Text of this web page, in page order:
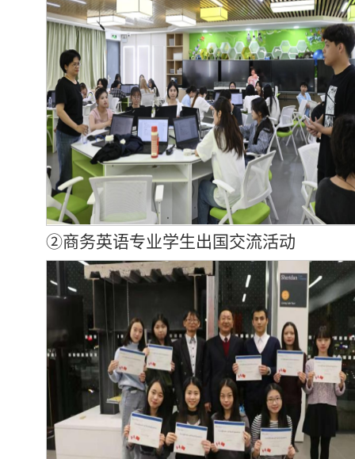
②商务英语专业学生出国交流活动